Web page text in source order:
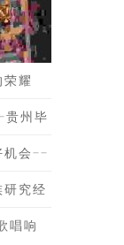
荣耀
贵州毕
机会--
研究经
唱响